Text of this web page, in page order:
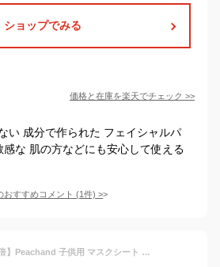
ショップでみる
価格と在庫を楽天でチェック >>
い 成分で作られた フェイシャルパ
感な 肌の方などにも安心して使える
おすすめコメント (1件) >
【本日ポイント10倍】Peachand 子供用 マスクシート ピーチアンド プリンセスマスクパック フェイスパック (1枚) バレリーナマスク 子供用フェイスマスク シートマスク 安全成分 敏感肌 対応 キッズコスメ プレゼント 女の子 小学生 幼稚園 ギフト用 子供化粧品 送料無料